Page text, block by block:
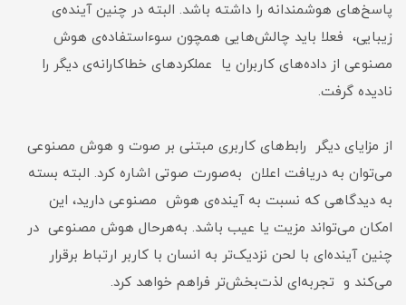
پاسخ‌های هوشمندانه را داشته باشد. البته در چنین آینده‌ی
زیبایی، فعلا باید چالش‌هایی همچون سوءاستفاده‌ی هوش
مصنوعی از داده‌های کاربران یا عملکردهای خطاکارانه‌ی دیگر را
نادیده گرفت.
از مزایای دیگر رابط‌های کاربری مبتنی بر صوت و هوش مصنوعی
می‌توان به دریافت اعلان به‌صورت صوتی اشاره کرد. البته بسته
به دیدگاهی که نسبت به آینده‌ی هوش مصنوعی دارید، این
امکان می‌تواند مزیت یا عیب باشد. به‌هرحال هوش مصنوعی در
چنین آینده‌ای با لحن نزدیک‌تر به انسان با کاربر ارتباط برقرار
می‌کند و تجربه‌ای لذت‌بخش‌تر فراهم خواهد کرد.